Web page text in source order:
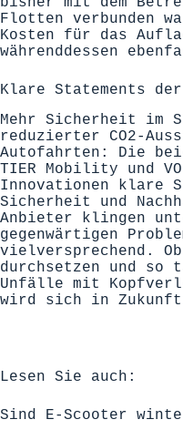
Flotten verbunden
Kosten für das
währenddessen
Klare Statements
Mehr Sicherheit im
reduzierter CO2-
Autofahrten: Die
TIER Mobility und
Innovationen klare
Sicherheit und
Anbieter klingen
gegenwärtigen
vielversprechend.
durchsetzen und so
Unfälle mit
wird sich in Zukunft
Lesen Sie auch:
Sind E-Scooter